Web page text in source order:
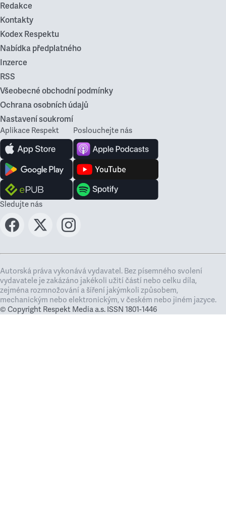
Redakce
Kontakty
Kodex Respektu
Nabídka předplatného
Inzerce
RSS
Všeobecné obchodní podmínky
Ochrana osobních údajů
Nastavení soukromí
Aplikace Respekt Poslouchejte nás
Sledujte nás
Autorská práva vykonává vydavatel. Bez písemného svolení
vydavatele je zakázáno jakékoli užití částí nebo celku díla,
zejména rozmnožování a šíření jakýmkoli způsobem,
mechanickým nebo elektronickým, v českém nebo jiném jazyce.
© Copyright Respekt Media a.s. ISSN 1801-1446